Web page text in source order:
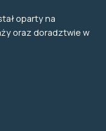
oparty na
oraz doradztwie w